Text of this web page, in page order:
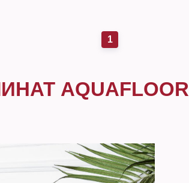
1
AQUAFLOOR